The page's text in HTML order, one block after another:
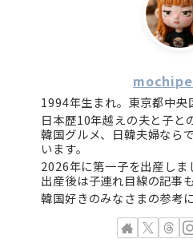
1994年生まれ。東京都中央
日本歴10年越えの夫と子と
韓国グルメ、日韓夫婦なら
います。
2026年に第一子を出産しま
出産後は子連れ目線の記事
韓国好きのみなさまの参考